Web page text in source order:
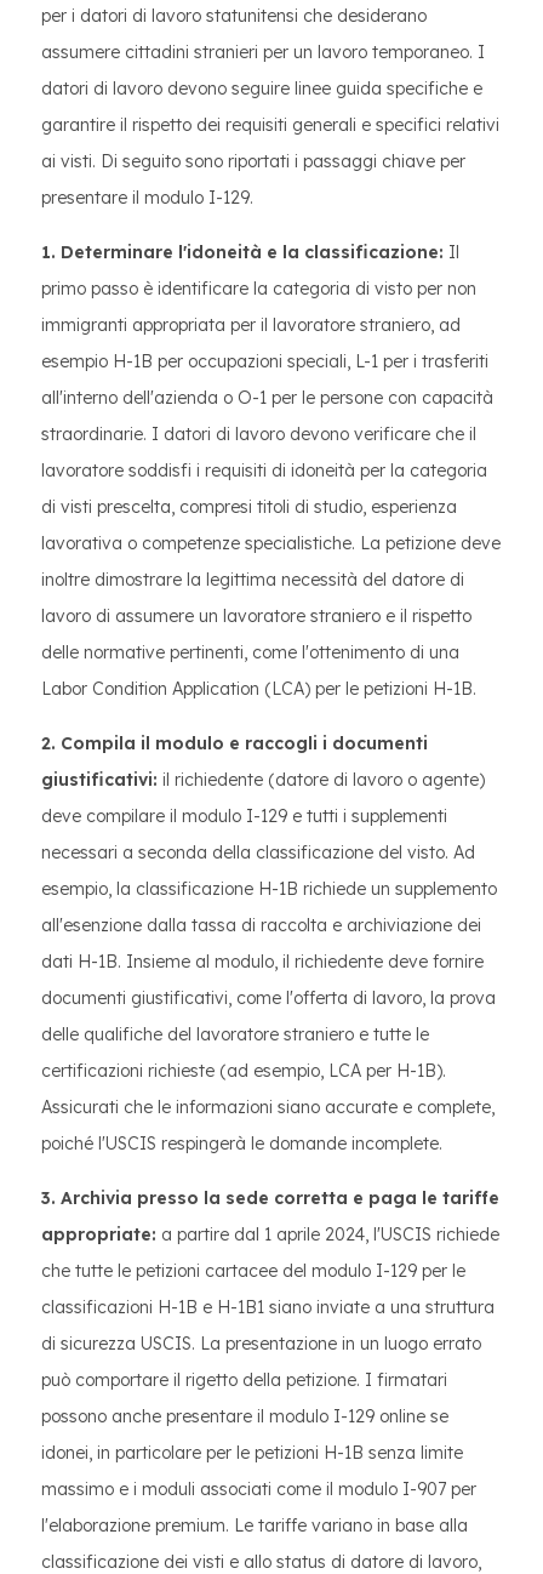
per i datori di lavoro statunitensi che desiderano
assumere cittadini stranieri per un lavoro temporaneo. I
datori di lavoro devono seguire linee guida specifiche e
garantire il rispetto dei requisiti generali e specifici relativi
ai visti. Di seguito sono riportati i passaggi chiave per
presentare il modulo I-129.
1. Determinare l'idoneità e la classificazione: Il
primo passo è identificare la categoria di visto per non
immigranti appropriata per il lavoratore straniero, ad
esempio H-1B per occupazioni speciali, L-1 per i trasferiti
all'interno dell'azienda o O-1 per le persone con capacità
straordinarie. I datori di lavoro devono verificare che il
lavoratore soddisfi i requisiti di idoneità per la categoria
di visti prescelta, compresi titoli di studio, esperienza
lavorativa o competenze specialistiche. La petizione deve
inoltre dimostrare la legittima necessità del datore di
lavoro di assumere un lavoratore straniero e il rispetto
delle normative pertinenti, come l'ottenimento di una
Labor Condition Application (LCA) per le petizioni H-1B.
2. Compila il modulo e raccogli i documenti
giustificativi: il richiedente (datore di lavoro o agente)
deve compilare il modulo I-129 e tutti i supplementi
necessari a seconda della classificazione del visto. Ad
esempio, la classificazione H-1B richiede un supplemento
all'esenzione dalla tassa di raccolta e archiviazione dei
dati H-1B. Insieme al modulo, il richiedente deve fornire
documenti giustificativi, come l'offerta di lavoro, la prova
delle qualifiche del lavoratore straniero e tutte le
certificazioni richieste (ad esempio, LCA per H-1B).
Assicurati che le informazioni siano accurate e complete,
poiché l'USCIS respingerà le domande incomplete.
3. Archivia presso la sede corretta e paga le tariffe
appropriate: a partire dal 1 aprile 2024, l'USCIS richiede
che tutte le petizioni cartacee del modulo I-129 per le
classificazioni H-1B e H-1B1 siano inviate a una struttura
di sicurezza USCIS. La presentazione in un luogo errato
può comportare il rigetto della petizione. I firmatari
possono anche presentare il modulo I-129 online se
idonei, in particolare per le petizioni H-1B senza limite
massimo e i moduli associati come il modulo I-907 per
l'elaborazione premium. Le tariffe variano in base alla
classificazione dei visti e allo status di datore di lavoro,